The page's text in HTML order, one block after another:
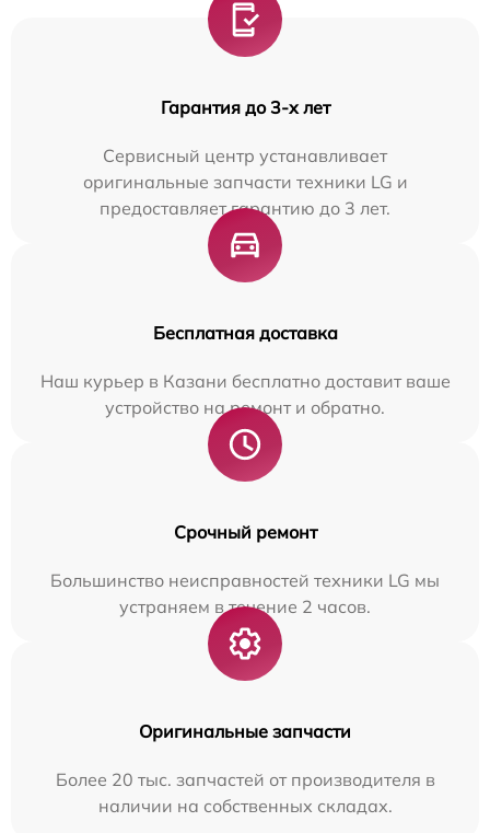
Гарантия до 3-х лет
Сервисный центр устанавливает
оригинальные запчасти техники LG и
предоставляет гарантию до 3 лет.
Бесплатная доставка
Наш курьер в Казани бесплатно доставит ваше
устройство на ремонт и обратно.
Срочный ремонт
Большинство неисправностей техники LG мы
устраняем в течение 2 часов.
Оригинальные запчасти
Более 20 тыс. запчастей от производителя в
наличии на собственных складах.